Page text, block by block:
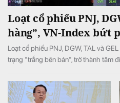
Loạt cổ phiếu PNJ,
hàng”, VN-Index bứt
Loạt cổ phiếu PNJ, DGW, TAL và
trạng "trắng bên bán", trở thành tâm